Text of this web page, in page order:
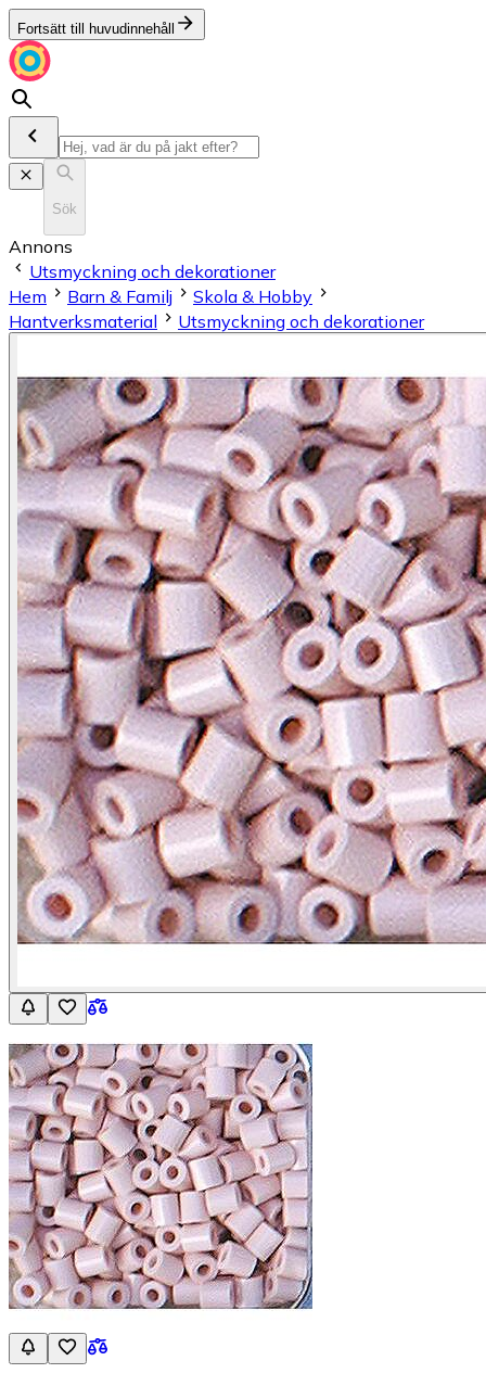
Fortsätt till huvudinnehåll
Sök
Annons
Utsmyckning och dekorationer
Hem
Barn & Familj
Skola & Hobby
Hantverksmaterial
Utsmyckning och dekorationer